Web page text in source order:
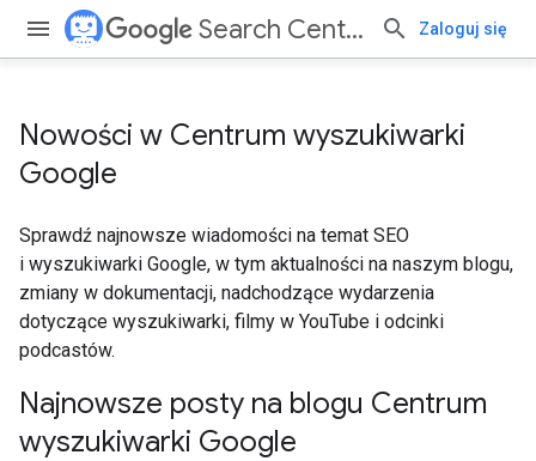
Search Central Zaloguj się
Nowości w Centrum wyszukiwarki
Google
Sprawdź najnowsze wiadomości na temat SEO
i wyszukiwarki Google, w tym aktualności na naszym blogu,
zmiany w dokumentacji, nadchodzące wydarzenia
dotyczące wyszukiwarki, filmy w YouTube i odcinki
podcastów.
Najnowsze posty na blogu Centrum
wyszukiwarki Google